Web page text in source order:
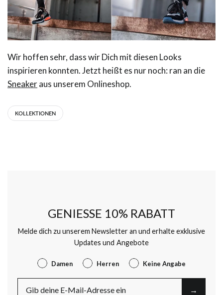
Wir hoffen sehr, dass wir Dich mit diesen Looks
inspirieren konnten. Jetzt heißt es nur noch: ran an die
Sneakeraus unserem Onlineshop.
KOLLEKTIONEN
GENIESSE 10% RABATT
Melde dich zu unserem Newsletter an und erhalte exklusive
Updates und Angebote
Gender Damen Herren Keine Angabe
→︎